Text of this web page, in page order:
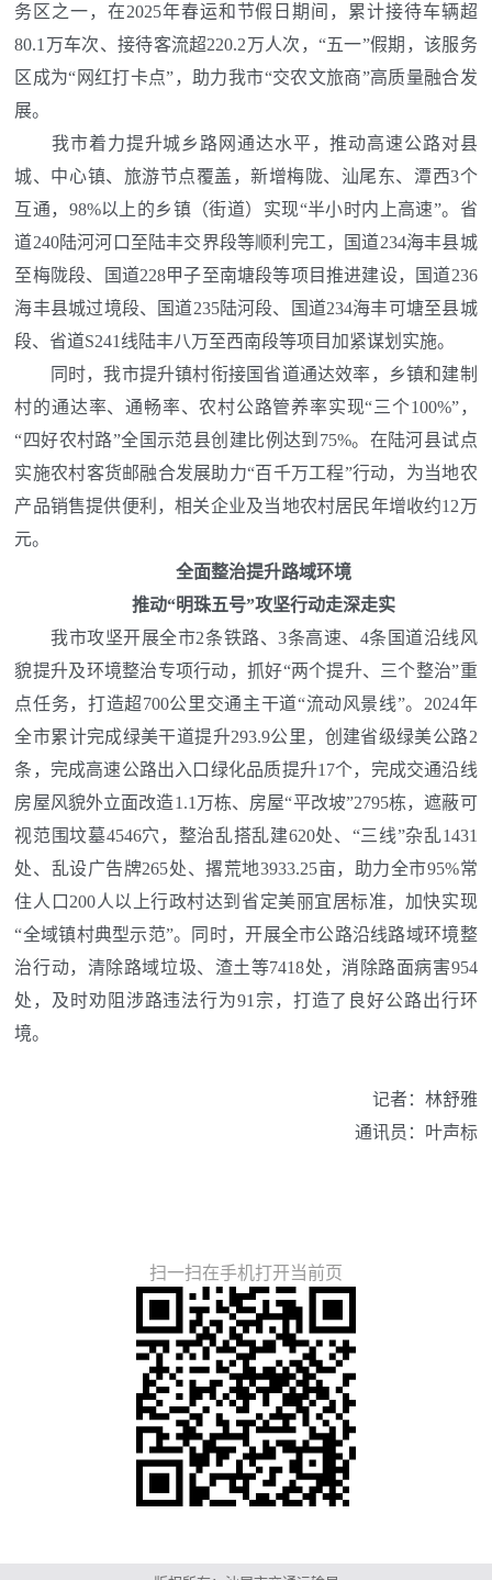
务区之一，在2025年春运和节假日期间，累计接待车辆超
80.1万车次、接待客流超220.2万人次，“五一”假期，该服务
区成为“网红打卡点”，助力我市“交农文旅商”高质量融合发
展。
我市着力提升城乡路网通达水平，推动高速公路对县
城、中心镇、旅游节点覆盖，新增梅陇、汕尾东、潭西3个
互通，98%以上的乡镇（街道）实现“半小时内上高速”。省
道240陆河河口至陆丰交界段等顺利完工，国道234海丰县城
至梅陇段、国道228甲子至南塘段等项目推进建设，国道236
海丰县城过境段、国道235陆河段、国道234海丰可塘至县城
段、省道S241线陆丰八万至西南段等项目加紧谋划实施。
同时，我市提升镇村衔接国省道通达效率，乡镇和建制
村的通达率、通畅率、农村公路管养率实现“三个100%”，
“四好农村路”全国示范县创建比例达到75%。在陆河县试点
实施农村客货邮融合发展助力“百千万工程”行动，为当地农
产品销售提供便利，相关企业及当地农村居民年增收约12万
元。
全面整治提升路域环境
推动“明珠五号”攻坚行动走深走实
我市攻坚开展全市2条铁路、3条高速、4条国道沿线风
貌提升及环境整治专项行动，抓好“两个提升、三个整治”重
点任务，打造超700公里交通主干道“流动风景线”。2024年
全市累计完成绿美干道提升293.9公里，创建省级绿美公路2
条，完成高速公路出入口绿化品质提升17个，完成交通沿线
房屋风貌外立面改造1.1万栋、房屋“平改坡”2795栋，遮蔽可
视范围坟墓4546穴，整治乱搭乱建620处、“三线”杂乱1431
处、乱设广告牌265处、撂荒地3933.25亩，助力全市95%常
住人口200人以上行政村达到省定美丽宜居标准，加快实现
“全域镇村典型示范”。同时，开展全市公路沿线路域环境整
治行动，清除路域垃圾、渣土等7418处，消除路面病害954
处，及时劝阻涉路违法行为91宗，打造了良好公路出行环
境。
记者： 林舒雅
通讯员：叶声标
扫一扫在手机打开当前页